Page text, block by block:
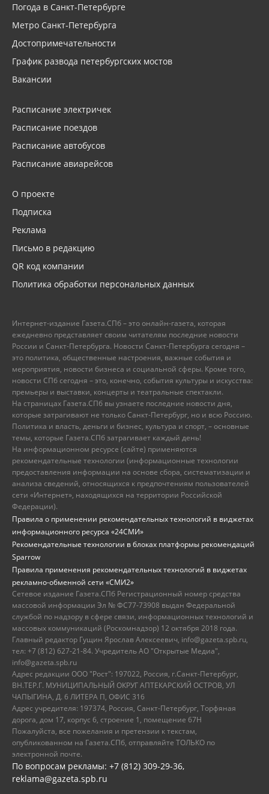
Погода в Санкт-Петербурге
Метро Санкт-Петербурга
Достопримечательности
График развода петербургских мостов
Вакансии
Расписание электричек
Расписание поездов
Расписание автобусов
Расписание авиарейсов
О проекте
Подписка
Реклама
Письмо в редакцию
QR код компании
Политика обработки персональных данных
Интернет-издание Газета.СПб – это онлайн-газета, которая
ежедневно представляет своим читателям последние новости
России и Санкт-Петербурга. Новости Санкт-Петербурга сегодня –
это политика, общественные настроения, важные события и
мероприятия, новости бизнеса и социальной сферы. Кроме того,
новости СПб сегодня – это, конечно, события культуры и искусства:
премьеры и выставки, концерты и театральные спектакли.
На страницах Газета.СПб вы узнаете последние новости дня,
которые затрагивают не только Санкт-Петербург, но и всю Россию.
Политика и власть, деньги и бизнес, культура и спорт, – основные
темы, которые Газета.СПб затрагивает каждый день!
На информационном ресурсе (сайте) применяются
рекомендательные технологии (информационные технологии
предоставления информации на основе сбора, систематизации и
анализа сведений, относящихся к предпочтениям пользователей
сети «Интернет», находящихся на территории Российской
Федерации).
Правила о применении рекомендательных технологий в виджетах
информационного ресурса «24СМИ»
Рекомендательные технологии в блоках платформы рекомендаций
Sparrow
Правила применения рекомендательных технологий в виджетах
рекламно-обменной сети «СМИ2»
Сетевое издание Газета.СПб Регистрационный номер средства
массовой информации Эл № ФС77-73908 выдан Федеральной
службой по надзору в сфере связи, информационных технологий и
массовых коммуникаций (Роскомнадзор) 12 октября 2018 года.
Главный редактор Гущин Ярослав Алексеевич, info@gazeta.spb.ru,
тел: +7 (812) 627-21-84. Учредитель АО "Открытые Медиа",
info@gazeta.spb.ru
Адрес редакции ООО "Рост": 197022, Россия, г.Санкт-Петербург,
ВН.ТЕР.Г. МУНИЦИПАЛЬНЫЙ ОКРУГ АПТЕКАРСКИЙ ОСТРОВ, УЛ
ЧАПЫГИНА, Д. 6 ЛИТЕРА П, ОФИС 316
Адрес учредителя: 197374, Россия, Санкт-Петербург, Торфяная
дорога, дом 17, корпус 6, строение 1, помещение 67Н
Пожалуйста, все пожелания и претензии к текстам,
опубликованном на Газета.СПб, отправляйте ТОЛЬКО по
электронной почте.
По вопросам рекламы: +7 (812) 309-29-36,
reklama@gazeta.spb.ru